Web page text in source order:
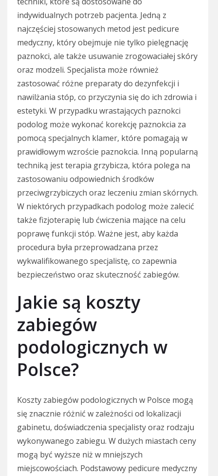
indywidualnych potrzeb pacjenta. Jedną z
najczęściej stosowanych metod jest pedicure
medyczny, który obejmuje nie tylko pielęgnację
paznokci, ale także usuwanie zrogowaciałej skóry
oraz modzeli. Specjalista może również
zastosować różne preparaty do dezynfekcji i
nawilżania stóp, co przyczynia się do ich zdrowia i
estetyki. W przypadku wrastających paznokci
podolog może wykonać korekcję paznokcia za
pomocą specjalnych klamer, które pomagają w
prawidłowym wzroście paznokcia. Inną popularną
techniką jest terapia grzybicza, która polega na
zastosowaniu odpowiednich środków
przeciwgrzybiczych oraz leczeniu zmian skórnych.
W niektórych przypadkach podolog może zalecić
także fizjoterapię lub ćwiczenia mające na celu
poprawę funkcji stóp. Ważne jest, aby każda
procedura była przeprowadzana przez
wykwalifikowanego specjalistę, co zapewnia
bezpieczeństwo oraz skuteczność zabiegów.
Jakie są koszty
zabiegów
podologicznych w
Polsce?
Koszty zabiegów podologicznych w Polsce mogą
się znacznie różnić w zależności od lokalizacji
gabinetu, doświadczenia specjalisty oraz rodzaju
wykonywanego zabiegu. W dużych miastach ceny
mogą być wyższe niż w mniejszych
miejscowościach. Podstawowy pedicure medyczny